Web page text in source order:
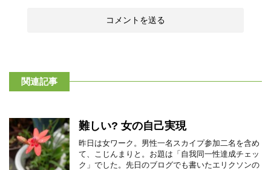
関連記事
難しい? 女の自己実現
昨日は女ワーク。男性一名スカイプ参加二名を含め
て、こじんまりと。お題は「自我同一性達成チェッ
ク」でした。先日のブログでも書いたエリクソンの